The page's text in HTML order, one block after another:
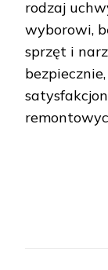
rodzaj
wyborowi,
sprzęt i